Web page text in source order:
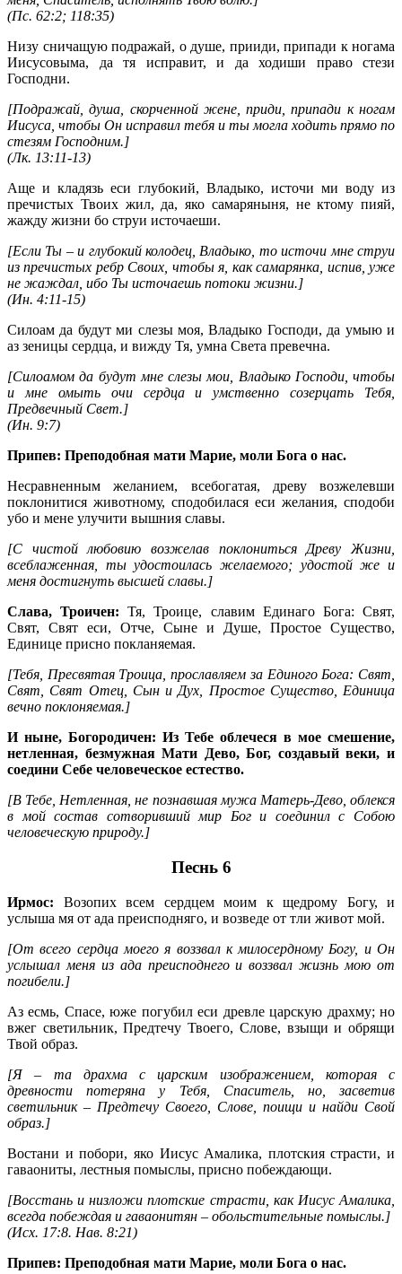
(Пс. 62:2; 118:35)
Низу сничащую подражай, о душе, прииди, припади к ногама
Иисусовыма, да тя исправит, и да ходиши право стези
Господни.
[Подражай, душа, скорченной жене, приди, припади к ногам
Иисуса, чтобы Он исправил тебя и ты могла ходить прямо по
стезям Господним.]
(Лк. 13:11-13)
Аще и кладязь еси глубокий, Владыко, источи ми воду из
пречистых Твоих жил, да, яко самаряныня, не ктому пияй,
жажду жизни бо струи источаеши.
[Если Ты – и глубокий колодец, Владыко, то источи мне струи
из пречистых ребр Своих, чтобы я, как самарянка, испив, уже
не жаждал, ибо Ты источаешь потоки жизни.]
(Ин. 4:11-15)
Силоам да будут ми слезы моя, Владыко Господи, да умыю и
аз зеницы сердца, и вижду Тя, умна Света превечна.
[Силоамом да будут мне слезы мои, Владыко Господи, чтобы
и мне омыть очи сердца и умственно созерцать Тебя,
Предвечный Свет.]
(Ин. 9:7)
Припев: Преподобная мати Марие, моли Бога о нас.
Несравненным желанием, всебогатая, древу возжелевши
поклонитися животному, сподобилася еси желания, сподоби
убо и мене улучити вышния славы.
[С чистой любовию возжелав поклониться Древу Жизни,
всеблаженная, ты удостоилась желаемого; удостой же и
меня достигнуть высшей славы.]
Слава, Троичен:
Тя, Троице, славим Единаго Бога: Свят,
Свят, Свят еси, Отче, Сыне и Душе, Простое Существо,
Единице присно покланяемая.
[Тебя, Пресвятая Троица, прославляем за Единого Бога: Свят,
Свят, Свят Отец, Сын и Дух, Простое Существо, Единица
вечно поклоняемая.]
И ныне, Богородичен: Из Тебе облечеся в мое смешение,
нетленная, безмужная Мати Дево, Бог, создавый веки, и
соедини Себе человеческое естество.
[В Тебе, Нетленная, не познавшая мужа Матерь-Дево, облекся
в мой состав сотворивший мир Бог и соединил с Собою
человеческую природу.]
Песнь 6
Ирмос:
Возопих всем сердцем моим к щедрому Богу, и
услыша мя от ада преисподняго, и возведе от тли живот мой.
[От всего сердца моего я воззвал к милосердному Богу, и Он
услышал меня из ада преисподнего и воззвал жизнь мою от
погибели.]
Аз есмь, Спасе, юже погубил еси древле царскую драхму; но
вжег светильник, Предтечу Твоего, Слове, взыщи и обрящи
Твой образ.
[Я – та драхма с царским изображением, которая с
древности потеряна у Тебя, Спаситель, но, засветив
светильник – Предтечу Своего, Слове, поищи и найди Свой
образ.]
Востани и побори, яко Иисус Амалика, плотския страсти, и
гаваониты, лестныя помыслы, присно побеждающи.
[Восстань и низложи плотские страсти, как Иисус Амалика,
всегда побеждая и гаваонитян – обольстительные помыслы.]
(Исх. 17:8. Нав. 8:21)
Припев: Преподобная мати Марие, моли Бога о нас.